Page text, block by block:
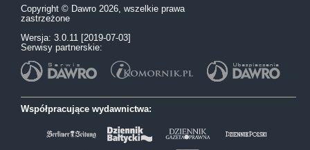
Copyright © Dawro 2026, wszelkie prawa
zastrzeżone
Wersja: 3.0.11 [2019-07-03]
Serwisy partnerskie:
Współpracujące wydawnictwa: